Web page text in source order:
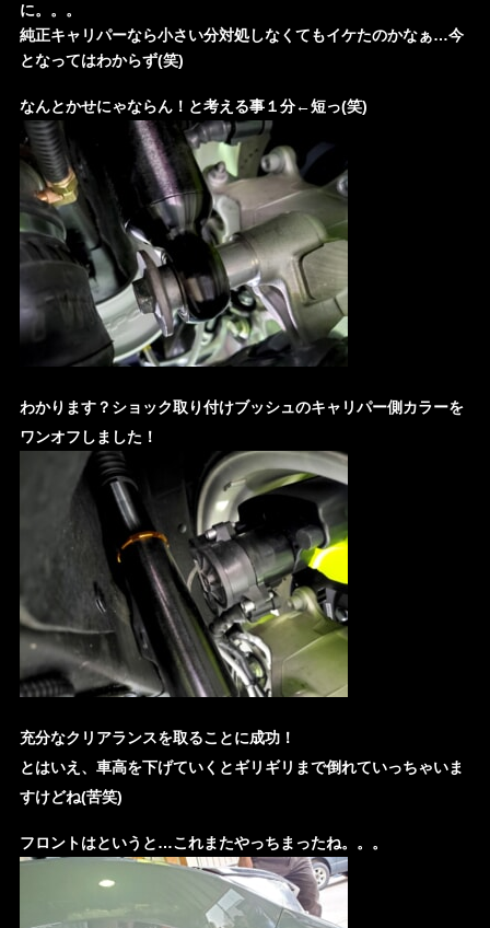
に。。。
純正キャリパーなら小さい分対処しなくてもイケたのかなぁ…今
となってはわからず(笑)
なんとかせにゃならん！と考える事１分←短っ(笑)
わかります？ショック取り付けブッシュのキャリパー側カラーを
ワンオフしました！
充分なクリアランスを取ることに成功！
とはいえ、車高を下げていくとギリギリまで倒れていっちゃいま
すけどね(苦笑)
フロントはというと…これまたやっちまったね。。。